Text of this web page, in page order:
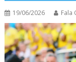
19/06/2026 Fala